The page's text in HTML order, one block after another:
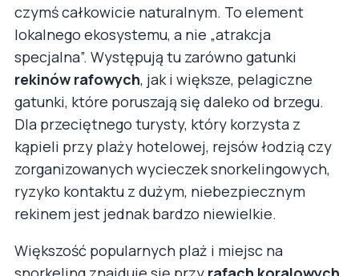
czymś całkowicie naturalnym. To element
lokalnego ekosystemu, a nie „atrakcja
specjalna”. Występują tu zarówno gatunki
rekinów rafowych, jak i większe, pelagiczne
gatunki, które poruszają się daleko od brzegu.
Dla przeciętnego turysty, który korzysta z
kąpieli przy plaży hotelowej, rejsów łodzią czy
zorganizowanych wycieczek snorkelingowych,
ryzyko kontaktu z dużym, niebezpiecznym
rekinem jest jednak bardzo niewielkie.
Większość popularnych plaż i miejsc na